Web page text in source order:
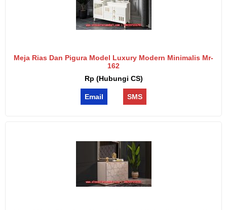
Meja Rias Dan Pigura Model Luxury Modern Minimalis Mr-
162
Rp (Hubungi CS)
Email SMS